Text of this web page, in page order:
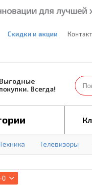
Скидки и акции
Выгодные
покупки. Всегда!
Телевизоры
0